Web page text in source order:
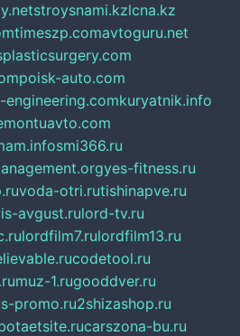
stroysnami.kzlcna.kz
timeszp.comavtoguru.net
poisk-auto.com
engineering.comkuryatnik.info
smi366.ru
yes-fitness.ru
voda-otri.rutishinapve.ru
avgust.rulord-tv.ru
lordfilm7.rulordfilm13.ru
codetool.ru
muz-1.rugooddver.ru
promo.ru2shizashop.ru
carszona-bu.ru